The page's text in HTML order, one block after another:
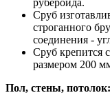
Сруб
строганного
соединения -
Сруб крепится
размером 200
Пол, стены, потолок: